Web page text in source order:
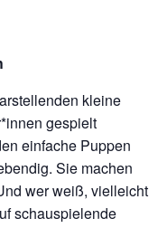
kleine
gespielt
einfache Puppen
Sie machen
wer weiß, vielleicht
schauspielende